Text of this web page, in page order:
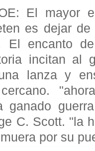
El mayor
es dejar
El encanto
incitan al
lanza y
C. Scott. "la
por su